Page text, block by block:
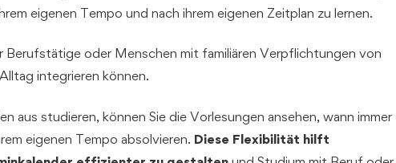
eigenen Tempo und nach ihrem eigenen Zeitplan zu lernen.
Berufstätige oder Menschen mit familiären Verpflichtungen von
integrieren können.
aus studieren, können Sie die Vorlesungen ansehen, wann immer
eigenen Tempo absolvieren. Diese Flexibilität hilft